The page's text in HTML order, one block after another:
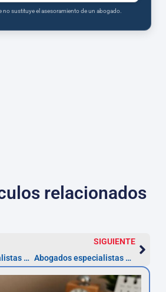
no sustituye el asesoramiento de un abogado.
relacionados
Abogados especialistas en violencia de género en Badalona
SIGUIENTE
Abogados especialistas en Derecho Administrativo en Cartagena